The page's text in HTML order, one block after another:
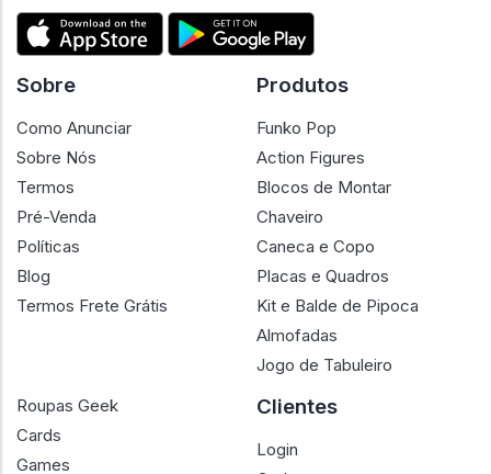
Sobre
Como Anunciar
Sobre Nós
Termos
Pré-Venda
Políticas
Blog
Termos Frete Grátis
Produtos
Funko Pop
Action Figures
Blocos de Montar
Chaveiro
Caneca e Copo
Placas e Quadros
Kit e Balde de Pipoca
Almofadas
Jogo de Tabuleiro
Roupas Geek
Cards
Games
Clientes
Login